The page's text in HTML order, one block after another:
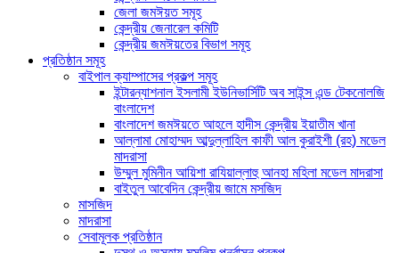
জেলা জমঈয়ত সমূহ
কেন্দ্রীয় জেনারেল কমিটি
কেন্দ্রীয় জমঈয়তের বিভাগ সমূহ
প্রতিষ্ঠান সমূহ
বাইপাল ক্যাম্পাসের প্রকল্প সমূহ
ইন্টারন্যাশনাল ইসলামী ইউনিভার্সিটি অব সাইন্স এন্ড টেকনোলজি
বাংলাদেশ
বাংলাদেশ জমঈয়তে আহলে হাদীস কেন্দ্রীয় ইয়াতীম খানা
আল্লামা মোহাম্মদ আব্দুল্লাহিল কাফী আল কুরাইশী (রহ) মডেল
মাদরাসা
উম্মুল মুমিনীন আয়িশা রাযিয়াল্লাহু আনহা মহিলা মডেল মাদরাসা
বাইতুল আবেদিন কেন্দ্রীয় জামে মসজিদ
মাসজিদ
মাদরাসা
সেবামূলক প্রতিষ্ঠান